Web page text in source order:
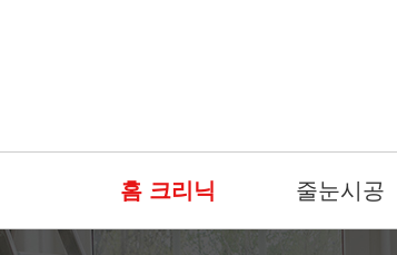
홈 크리닉 줄눈시공